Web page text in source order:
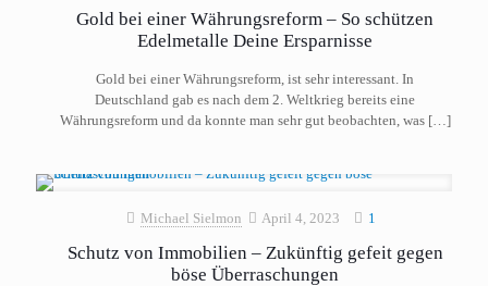
Gold bei einer Währungsreform – So schützen
Edelmetalle Deine Ersparnisse
Gold bei einer Währungsreform, ist sehr interessant. In
Deutschland gab es nach dem 2. Weltkrieg bereits eine
Währungsreform und da konnte man sehr gut beobachten, was[…]
Michael Sielmon April 4, 2023 1
Schutz von Immobilien – Zukünftig gefeit gegen
böse Überraschungen